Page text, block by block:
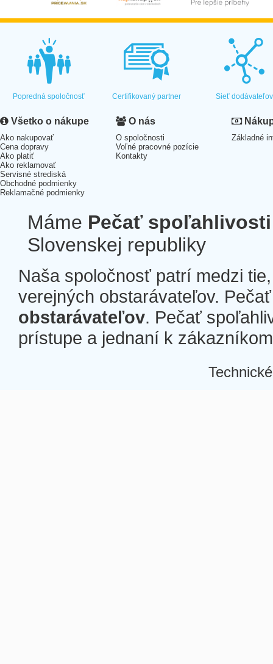
Popredná spoločnosť Certifikovaný partner Sieť dodávateľov
Všetko o nákupe
Ako nakupovať
Cena dopravy
Ako platiť
Ako reklamovať
Servisné strediská
Obchodné podmienky
Reklamačné podmienky
O nás
O spoločnosti
Voľné pracovné pozície
Kontakty
Základné
Máme Pečať spoľahlivosti
Slovenskej republiky
Naša spoločnosť patrí medzi
verejných obstarávateľov.
obstarávateľov. Pečať
prístupe a jednaní k